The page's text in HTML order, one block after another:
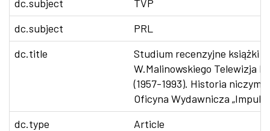
dc.subject
TVP
dc.subject
PRL
dc.title
Studium recenzyjne książki
W.Malinowskiego Telewizja
(1957-1993). Historia niczym
Oficyna Wydawnicza
dc.type
Article